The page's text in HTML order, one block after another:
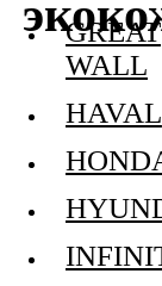
GREAT
WALL
HAVAL